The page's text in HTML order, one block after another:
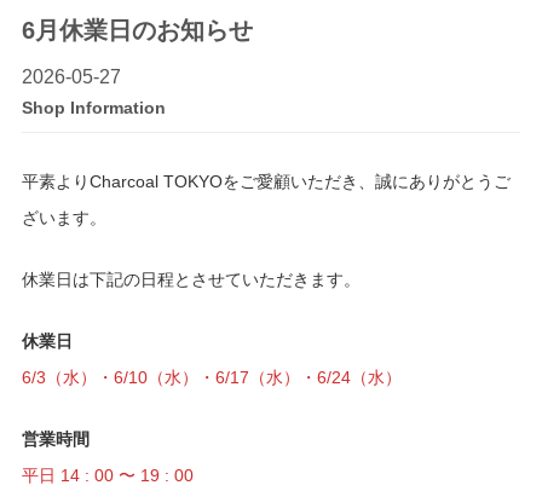
6月休業日のお知らせ
2026-05-27
Shop Information
平素よりCharcoal TOKYOをご愛顧いただき、誠にありがとうご
ざいます。
休業日は下記の日程とさせていただきます。
休業日
6/3（水）・6/10（水）・6/17（水）・6/24（水）
営業時間
平日 14 : 00 〜 19 : 00